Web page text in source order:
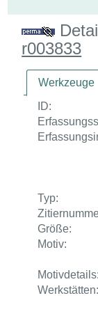
r003833
Werkzeuge
ID:
Typ:
Größe:
Motiv:
Motivdetails:
Werkstätten: